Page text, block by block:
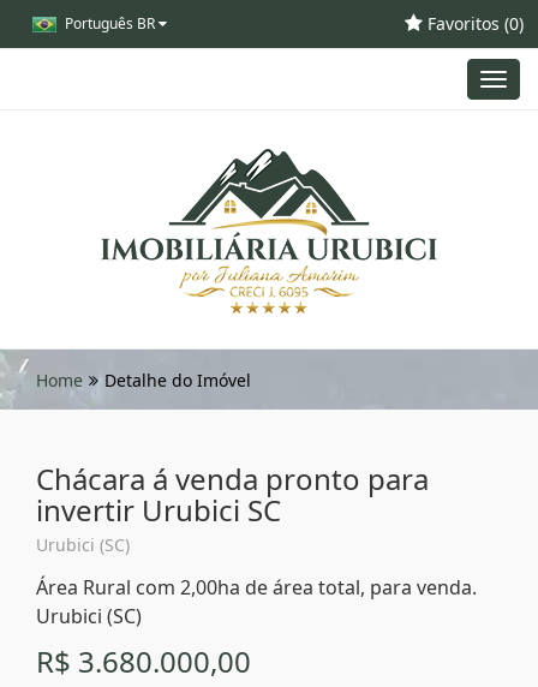
Português BR Favoritos (0)
Home Detalhe do Imóvel
Chácara á venda pronto para
invertir Urubici SC
Urubici (SC)
Área Rural com 2,00ha de área total, para venda.
Urubici (SC)
R$ 3.680.000,00